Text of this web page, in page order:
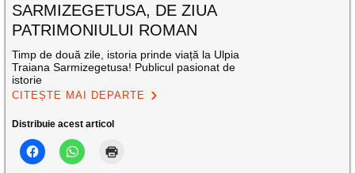
SARMIZEGETUSA, DE ZIUA
PATRIMONIULUI ROMAN
Timp de două zile, istoria prinde viață la Ulpia
Traiana Sarmizegetusa! Publicul pasionat de
istorie
CITEȘTE MAI DEPARTE
Distribuie acest articol